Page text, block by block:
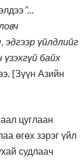
”…
үйлдлийг
байх
[Зүүн Азийн
цуглаан
өгөх зэрэг үйл
судлаач